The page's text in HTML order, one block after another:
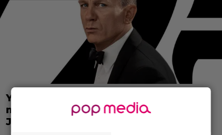
Yhdistyneen kuningaskunnan
merivoimat myönsi Daniel Craigille
James Bondilla olevan kunnia-arvon